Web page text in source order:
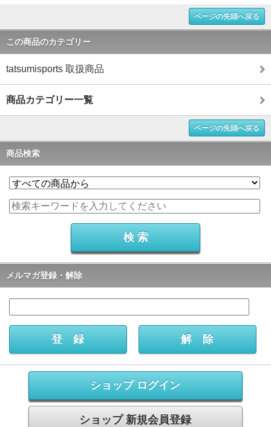
ページの先頭へ戻る
この商品のカテゴリー
tatsumisports 取扱商品
商品カテゴリー一覧
ページの先頭へ戻る
商品検索
メルマガ登録・解除
ショップ ログイン
ショップ 新規会員登録